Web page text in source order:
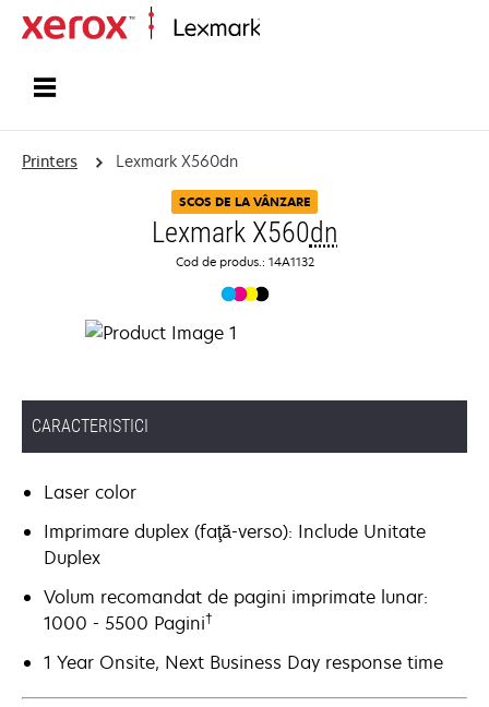
Printers Lexmark X560dn
SCOS DE LA VÂNZARE
Lexmark X560dn
Cod de produs.: 14A1132
CARACTERISTICI
Laser color
Imprimare duplex (faţă-verso): Include Unitate
Duplex
Volum recomandat de pagini imprimate lunar:
1000 - 5500 Pagini†
1 Year Onsite, Next Business Day response time